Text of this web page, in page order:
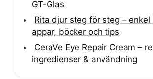
GT-Glas
Rita djur steg för steg – enkel
appar, böcker och tips
CeraVe Eye Repair Cream –
ingredienser & användning